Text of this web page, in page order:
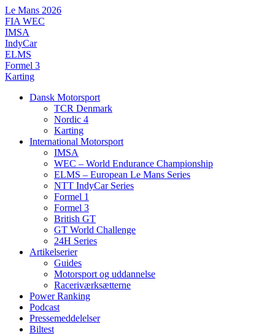
Videre
til
indhold
Le Mans 2026
FIA WEC
IMSA
IndyCar
ELMS
Formel 3
Karting
Dansk Motorsport
TCR Denmark
Nordic 4
Karting
International Motorsport
IMSA
WEC – World Endurance Championship
ELMS – European Le Mans Series
NTT IndyCar Series
Formel 1
Formel 3
British GT
GT World Challenge
24H Series
Artikelserier
Guides
Motorsport og uddannelse
Raceriværksætterne
Power Ranking
Podcast
Pressemeddelelser
Biltest